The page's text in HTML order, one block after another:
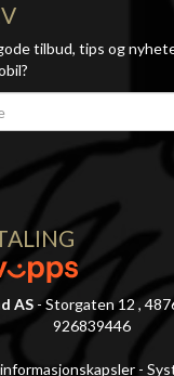
tilbud, tips og
AS - Storgaten 12 ,
926839446
-